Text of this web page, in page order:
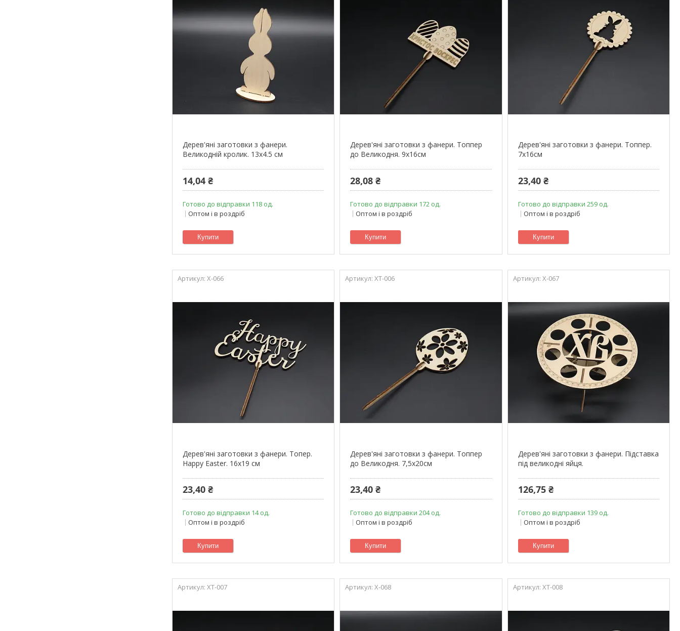
Дерев'яні заготовки з фанери.
Великодній кролик. 13х4.5 см
14,04 ₴
Готово до відправки 118 од.
Оптом і в роздріб
Купити
Дерев'яні заготовки з фанери. Топпер
до Великодня. 9х16см
28,08 ₴
Готово до відправки 172 од.
Оптом і в роздріб
Купити
Дерев'яні заготовки з фанери. Топпер.
7х16см
23,40 ₴
Готово до відправки 259 од.
Оптом і в роздріб
Купити
X-066
Дерев'яні заготовки з фанери. Топер.
Happy Easter. 16х19 см
23,40 ₴
Готово до відправки 14 од.
Оптом і в роздріб
Купити
XT-006
Дерев'яні заготовки з фанери. Топпер
до Великодня. 7,5х20см
23,40 ₴
Готово до відправки 204 од.
Оптом і в роздріб
Купити
X-067
Дерев'яні заготовки з фанери. Підставка
під великодні яйця.
126,75 ₴
Готово до відправки 139 од.
Оптом і в роздріб
Купити
XT-007 X-068 XT-008